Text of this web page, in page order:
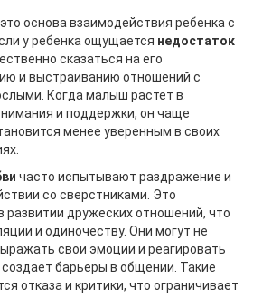
основа взаимодействия ребенка с
у ребенка ощущается недостаток
сказаться на его
и выстраиванию отношений с
Когда малыш растет в
и поддержки, он чаще
менее уверенным в своих
часто испытывают раздражение и
со сверстниками. Это
дружеских отношений, что
и одиночеству. Они могут не
свои эмоции и реагировать
создает барьеры в общении. Такие
отказа и критики, что ограничивает